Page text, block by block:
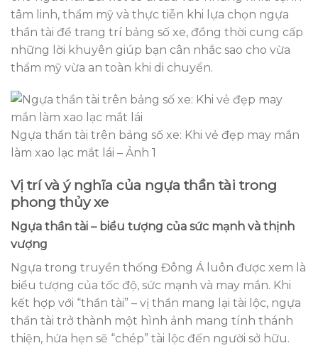
tâm linh, thẩm mỹ và thực tiễn khi lựa chọn ngựa
thần tài để trang trí bảng số xe, đồng thời cung cấp
những lời khuyên giúp bạn cân nhắc sao cho vừa
thẩm mỹ vừa an toàn khi di chuyển.
Ngựa thần tài trên bảng số xe: Khi vẻ đẹp may mắn
làm xao lạc mắt lái – Ảnh 1
Vị trí và ý nghĩa của ngựa thần tài trong
phong thủy xe
Ngựa thần tài – biểu tượng của sức mạnh và thịnh
vượng
Ngựa trong truyền thống Đông Á luôn được xem là
biểu tượng của tốc độ, sức mạnh và may mắn. Khi
kết hợp với “thần tài” – vị thần mang lại tài lộc, ngựa
thần tài trở thành một hình ảnh mang tính thánh
thiện, hứa hẹn sẽ “chép” tài lộc đến người sở hữu.